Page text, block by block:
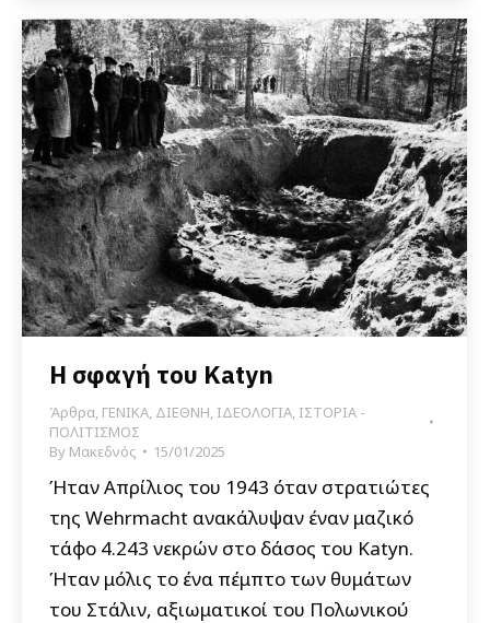
Η σφαγή του Katyn
Άρθρα, ΓΕΝΙΚΑ, ΔΙΕΘΝΗ, ΙΔΕΟΛΟΓΙΑ, ΙΣΤΟΡΙΑ -
ΠΟΛΙΤΙΣΜΟΣ
By Μακεδνός 15/01/2025
Ήταν Απρίλιος του 1943 όταν στρατιώτες
της Wehrmacht ανακάλυψαν έναν μαζικό
τάφο 4.243 νεκρών στο δάσος του Katyn.
Ήταν μόλις το ένα πέμπτο των θυμάτων
του Στάλιν, αξιωματικοί του Πολωνικού